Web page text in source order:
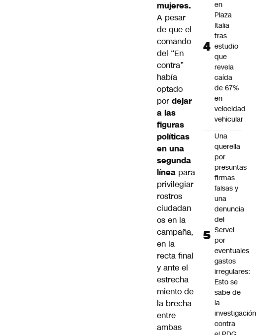
mujeres.
A pesar
de que el
comando
del “En
contra”
había
optado
por dejar
a las
figuras
políticas
en una
segunda
línea para
privilegiar
rostros
ciudadan
os en la
campaña,
en la
recta final
y ante el
estrecha
miento de
la brecha
entre
ambas
en
Plaza
Italia
tras
estudio
que
revela
caída
de 67%
en
velocidad
vehicular
Una
querella
por
presuntas
firmas
falsas y
una
denuncia
del
Servel
por
eventuales
gastos
irregulares:
Esto se
sabe de
la
investigación
contra